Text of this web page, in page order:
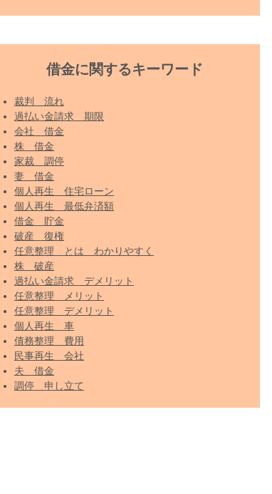
借金に関するキーワード
裁判 流れ
過払い金請求 期限
会社 借金
株 借金
家裁 調停
妻 借金
個人再生 住宅ローン
個人再生 最低弁済額
借金 貯金
破産 復権
任意整理 とは わかりやすく
株 破産
過払い金請求 デメリット
任意整理 メリット
任意整理 デメリット
個人再生 車
債務整理 費用
民事再生 会社
夫 借金
調停 申し立て